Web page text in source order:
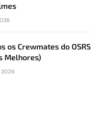
os Crewmates do OSRS
Melhores)
2026